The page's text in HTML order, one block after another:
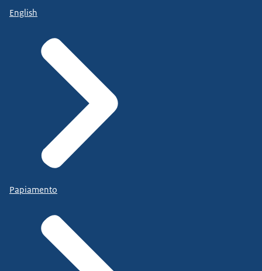
English
Papiamento